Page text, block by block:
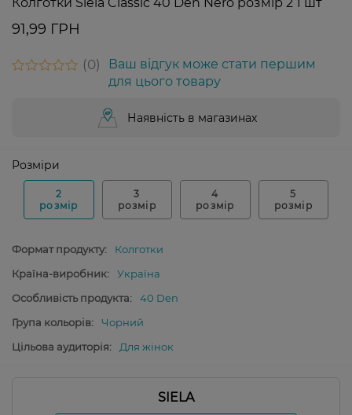
Колготки Siela Classic 40 Den Nero розмір 2 1 шт
91,99 ГРН
0
Ваш відгук може стати першим
для цього товару
Наявність в магазинах
Розміри
2
розмір
3
розмір
4
розмір
5
розмір
Формат продукту:
Колготки
Країна-виробник:
Україна
Особливість продукта:
40 Den
Група кольорів:
Чорний
Цільова аудиторія:
Для жінок
SIELA